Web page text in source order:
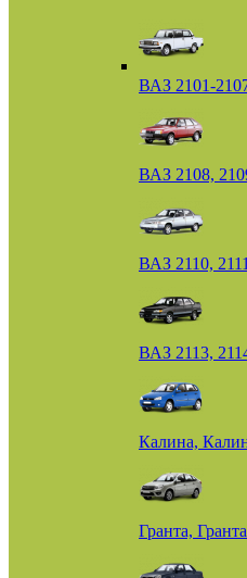
ВАЗ 2101-
ВАЗ 2108,
ВАЗ 2110,
ВАЗ 2113,
Калина,
Гранта,